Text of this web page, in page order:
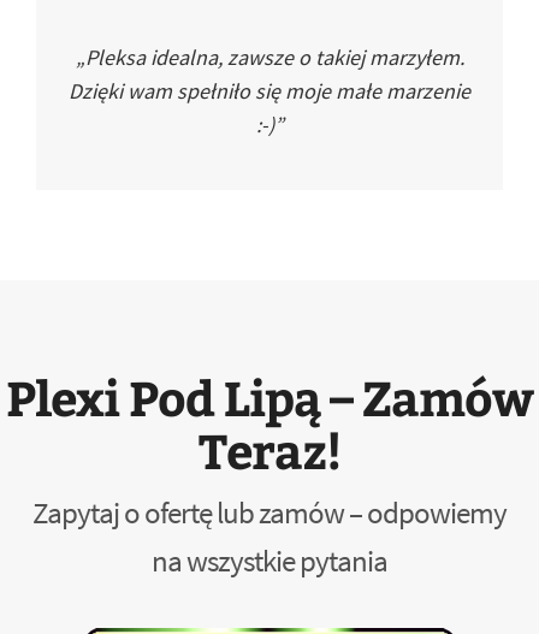
„Pleksa idealna, zawsze o takiej marzyłem.
Dzięki wam spełniło się moje małe marzenie
:-)”
Plexi Pod Lipą – Zamów
Teraz!
Zapytaj o ofertę lub zamów – odpowiemy
na wszystkie pytania